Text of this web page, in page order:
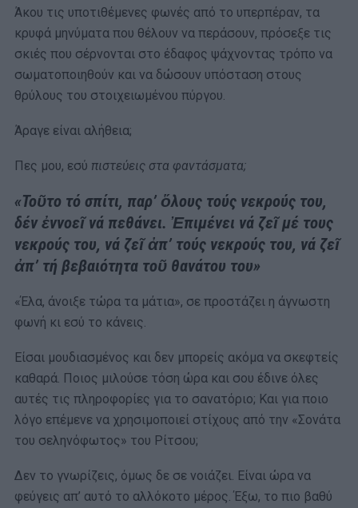
Άκου τις υποτιθέμενες φωνές από το υπερπέραν, τα
κρυφά μηνύματα που θέλουν να περάσουν, πρόσεξε τις
σκιές που σέρνονται στο έδαφος ψάχνοντας τρόπο να
σωματοποιηθούν και να δώσουν υπόσταση στους
θρύλους του στοιχειωμένου πύργου.
Άραγε είναι αλήθεια;
Πες μου, εσύ πιστεύεις στα φαντάσματα;
«Τοῦτο τό σπίτι, παρ’ ὅλους τούς νεκρούς του,
δέν ἐννοεῖ νά πεθάνει. Ἐπιμένει νά ζεῖ μέ τους
νεκρούς του, νά ζεῖ ἀπ’ τούς νεκρούς του, νά ζεῖ
ἀπ’ τή βεβαιότητα τοῦ θανάτου του»
«Έλα, άνοιξε τώρα τα μάτια», σε προστάζει η άγνωστη
φωνή κι εσύ το κάνεις.
Είσαι μουδιασμένος και δεν μπορείς ακόμα να σκεφτείς
καθαρά. Ποιος μιλούσε τόση ώρα και σου έδινε όλες
αυτές τις πληροφορίες για το σανατόριο; Και για ποιο
λόγο επέμενε να χρησιμοποιεί στίχους από την «Σονάτα
του σεληνόφωτος» του Ρίτσου;
Δεν το γνωρίζεις, όμως δε σε νοιάζει. Είναι ώρα να
φεύγεις απ’ αυτό το αλλόκοτο μέρος. Έξω, το πιο βαθύ